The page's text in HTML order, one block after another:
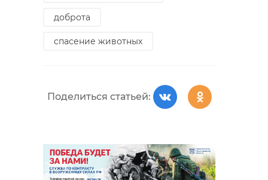
доброта
спасение животных
Поделиться статьей: